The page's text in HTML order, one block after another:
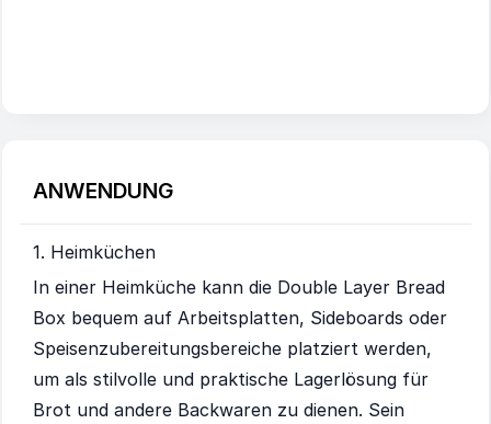
ANWENDUNG
1. Heimküchen
In einer Heimküche kann die Double Layer Bread
Box bequem auf Arbeitsplatten, Sideboards oder
Speisenzubereitungsbereiche platziert werden,
um als stilvolle und praktische Lagerlösung für
Brot und andere Backwaren zu dienen. Sein